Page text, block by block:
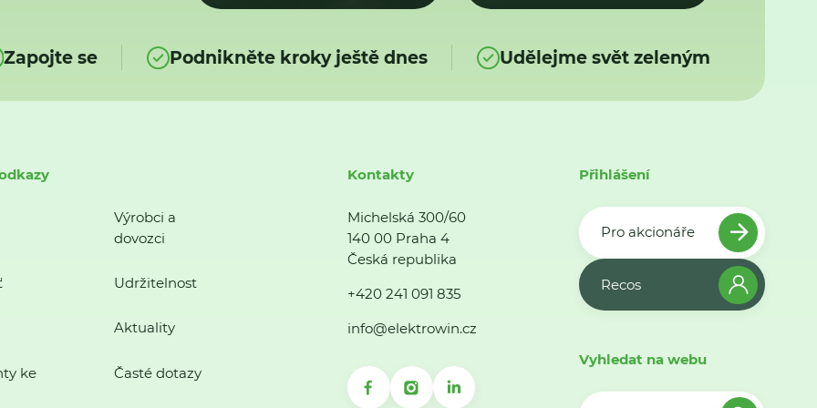
Zapojte se Podnikněte kroky ještě dnes Udělejme svět zeleným
Výrobci a
dovozci
Udržitelnost
Aktuality
ke Časté dotazy
Kontakty
Michelská 300/60
140 00 Praha 4
Česká republika
+420 241 091 835
info@elektrowin.cz
Přihlášení
Pro akcionáře
Recos
Vyhledat na webu